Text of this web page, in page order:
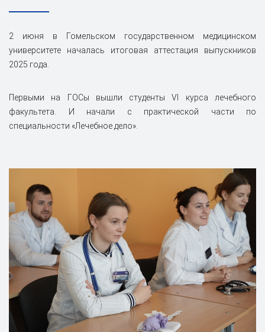
2 июня в Гомельском государственном медицинском
университете началась итоговая аттестация выпускников
2025 года.
Первыми на ГОСы вышли студенты VI курса лечебного
факультета. И начали с практической части по
специальности «Лечебное дело».